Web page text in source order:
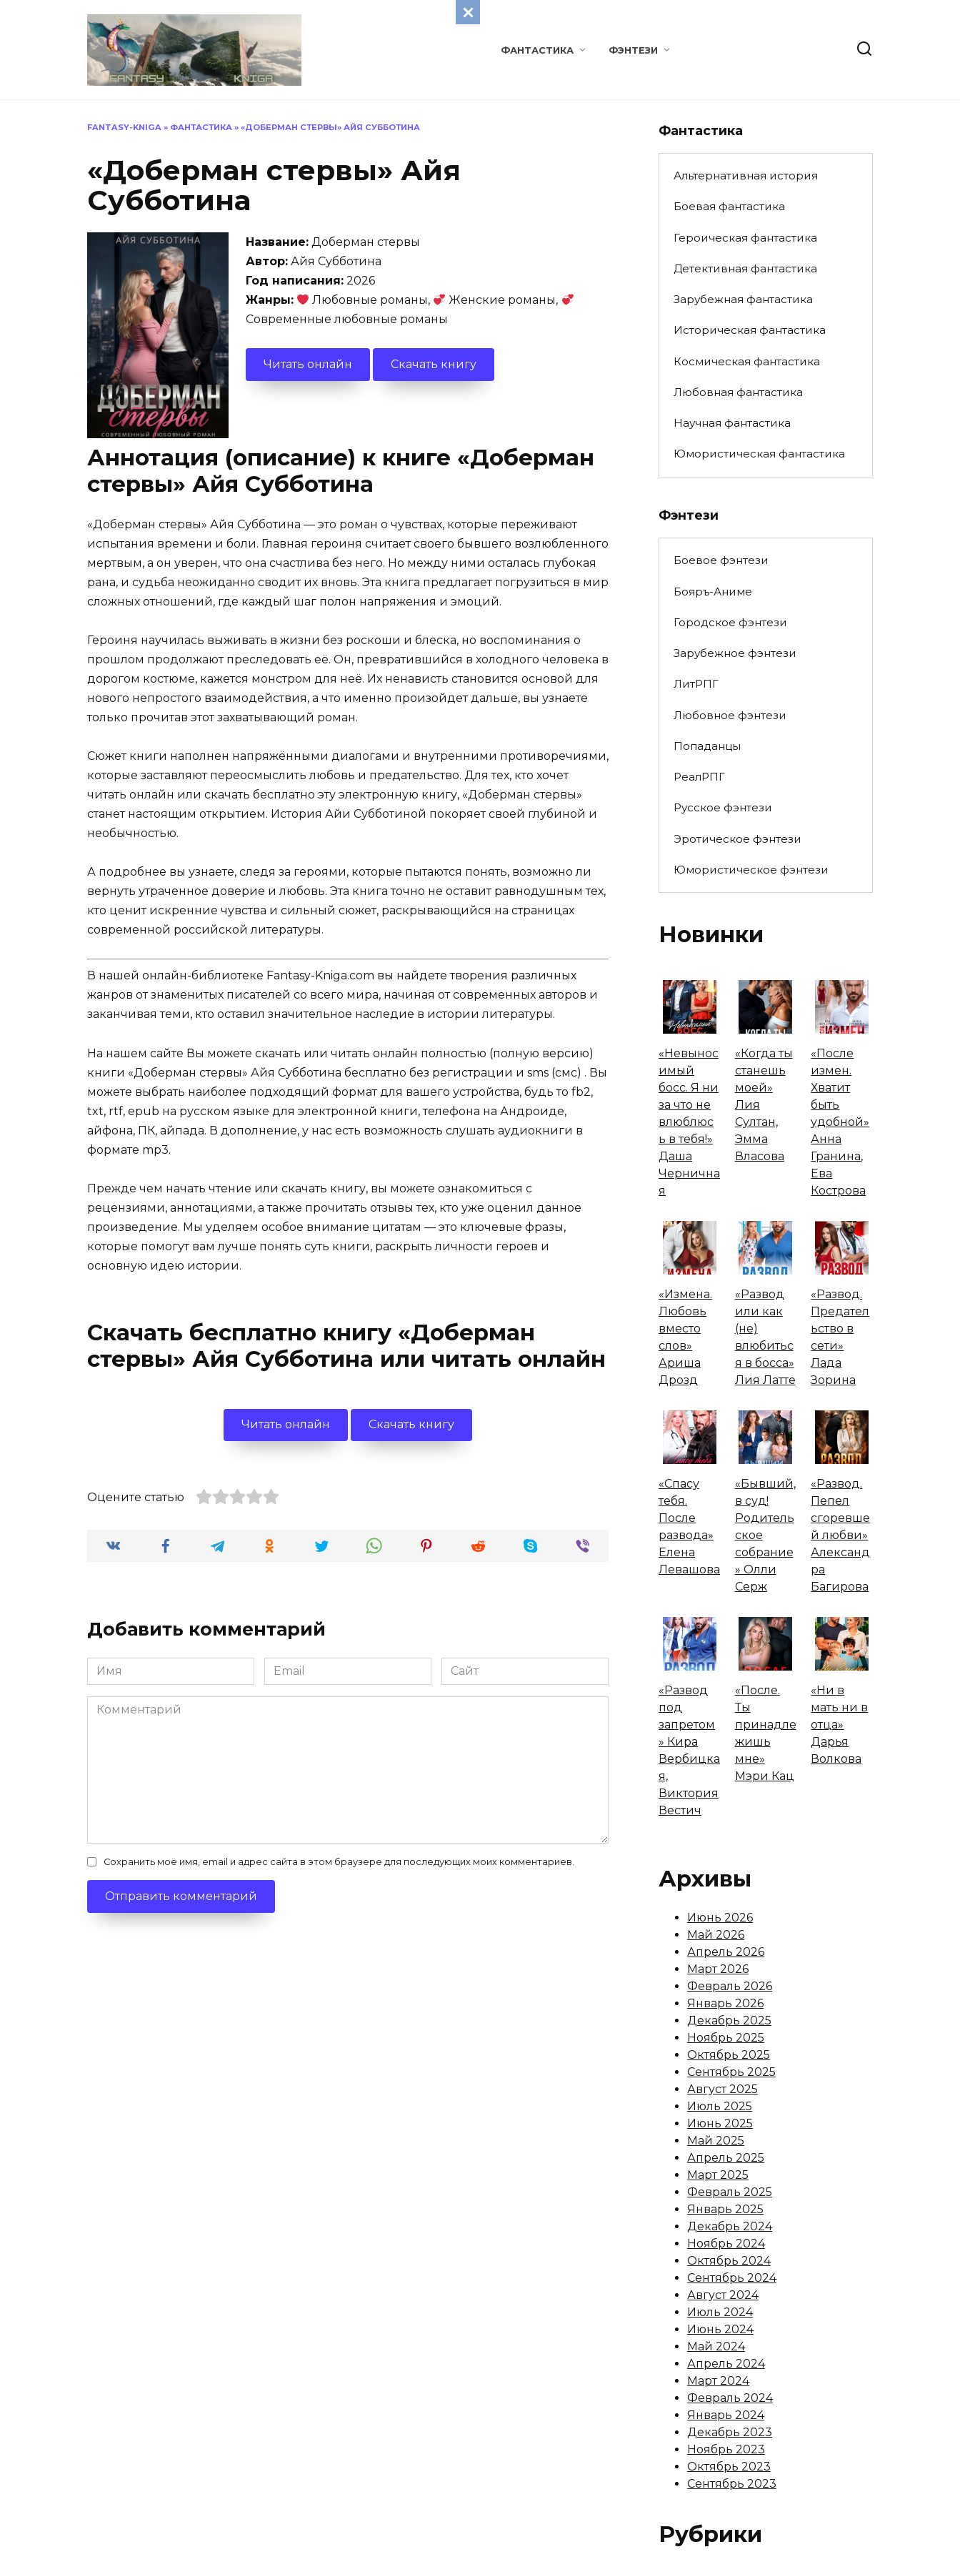
ФАНТАСТИКА ФЭНТЕЗИ
FANTASY-KNIGA » ФАНТАСТИКА » «ДОБЕРМАН СТЕРВЫ» АЙЯ СУББОТИНА
«Доберман стервы» Айя
Субботина
Название: Доберман стервы
Автор: Айя Субботина
Год написания: 2026
Жанры:
Любовные романы,
Женские романы,
Современные любовные романы
Читать онлайн Скачать книгу
Аннотация (описание) к книге «Доберман
стервы» Айя Субботина
«Доберман стервы» Айя Субботина — это роман о чувствах, которые переживают
испытания времени и боли. Главная героиня считает своего бывшего возлюбленного
мертвым, а он уверен, что она счастлива без него. Но между ними осталась глубокая
рана, и судьба неожиданно сводит их вновь. Эта книга предлагает погрузиться в мир
сложных отношений, где каждый шаг полон напряжения и эмоций.
Героиня научилась выживать в жизни без роскоши и блеска, но воспоминания о
прошлом продолжают преследовать её. Он, превратившийся в холодного человека в
дорогом костюме, кажется монстром для неё. Их ненависть становится основой для
нового непростого взаимодействия, а что именно произойдет дальше, вы узнаете
только прочитав этот захватывающий роман.
Сюжет книги наполнен напряжёнными диалогами и внутренними противоречиями,
которые заставляют переосмыслить любовь и предательство. Для тех, кто хочет
читать онлайн или скачать бесплатно эту электронную книгу, «Доберман стервы»
станет настоящим открытием. История Айи Субботиной покоряет своей глубиной и
необычностью.
А подробнее вы узнаете, следя за героями, которые пытаются понять, возможно ли
вернуть утраченное доверие и любовь. Эта книга точно не оставит равнодушным тех,
кто ценит искренние чувства и сильный сюжет, раскрывающийся на страницах
современной российской литературы.
В нашей онлайн-библиотеке Fantasy-Kniga.com вы найдете творения различных
жанров от знаменитых писателей со всего мира, начиная от современных авторов и
заканчивая теми, кто оставил значительное наследие в истории литературы.
На нашем сайте Вы можете скачать или читать онлайн полностью (полную версию)
книги «Доберман стервы» Айя Субботина бесплатно без регистрации и sms (смс) . Вы
можете выбрать наиболее подходящий формат для вашего устройства, будь то fb2,
txt, rtf, epub на русском языке для электронной книги, телефона на Андроиде,
айфона, ПК, айпада. В дополнение, у нас есть возможность слушать аудиокниги в
формате mp3.
Прежде чем начать чтение или скачать книгу, вы можете ознакомиться с
рецензиями, аннотациями, а также прочитать отзывы тех, кто уже оценил данное
произведение. Мы уделяем особое внимание цитатам — это ключевые фразы,
которые помогут вам лучше понять суть книги, раскрыть личности героев и
основную идею истории.
Скачать бесплатно книгу «Доберман
стервы» Айя Субботина или читать онлайн
Читать онлайн Скачать книгу
Оцените статью
Добавить комментарий
Имя
*
Email
*
Сайт
Комментарий
Сохранить моё имя, email и адрес сайта в этом браузере для последующих моих комментариев.
Фантастика
Альтернативная история
Боевая фантастика
Героическая фантастика
Детективная фантастика
Зарубежная фантастика
Историческая фантастика
Космическая фантастика
Любовная фантастика
Научная фантастика
Юмористическая фантастика
Фэнтези
Боевое фэнтези
Бояръ-Аниме
Городское фэнтези
Зарубежное фэнтези
ЛитРПГ
Любовное фэнтези
Попаданцы
РеалРПГ
Русское фэнтези
Эротическое фэнтези
Юмористическое фэнтези
Новинки
«Невынос
имый
босс. Я ни
за что не
влюблюс
ь в тебя!»
Даша
Чернична
я
«Когда ты
станешь
моей»
Лия
Султан,
Эмма
Власова
«После
измен.
Хватит
быть
удобной»
Анна
Гранина,
Ева
Кострова
«Измена.
Любовь
вместо
слов»
Ариша
Дрозд
«Развод
или как
(не)
влюбитьс
я в босса»
Лия Латте
«Развод.
Предател
ьство в
сети»
Лада
Зорина
«Спасу
тебя.
После
развода»
Елена
Левашова
«Бывший,
в суд!
Родитель
ское
собрание
» Олли
Серж
«Развод.
Пепел
сгоревше
й любви»
Александ
ра
Багирова
«Развод
под
запретом
» Кира
Вербицка
я,
Виктория
Вестич
«После.
Ты
принадле
жишь
мне»
Мэри Кац
«Ни в
мать ни в
отца»
Дарья
Волкова
Архивы
Июнь 2026
Май 2026
Апрель 2026
Март 2026
Февраль 2026
Январь 2026
Декабрь 2025
Ноябрь 2025
Октябрь 2025
Сентябрь 2025
Август 2025
Июль 2025
Июнь 2025
Май 2025
Апрель 2025
Март 2025
Февраль 2025
Январь 2025
Декабрь 2024
Ноябрь 2024
Октябрь 2024
Сентябрь 2024
Август 2024
Июль 2024
Июнь 2024
Май 2024
Апрель 2024
Март 2024
Февраль 2024
Январь 2024
Декабрь 2023
Ноябрь 2023
Октябрь 2023
Сентябрь 2023
Рубрики